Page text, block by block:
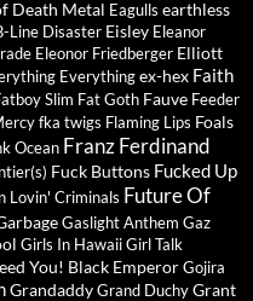
Death Metal Eagulls earthless
Line Disaster Eisley Eleanor
Eleonor Friedberger Elliott
Everythingex-hex Faith
Slim Fat Goth Fauve Feeder
fka twigs Flaming Lips Foals
Ocean Franz Ferdinand
Fuck Buttons Fucked Up
Lovin' Criminals Future Of
Gaslight Anthem Gaz
Girls In HawaiiGirl Talk
You! Black EmperorGojira
GrandaddyGrand DuchyGrant